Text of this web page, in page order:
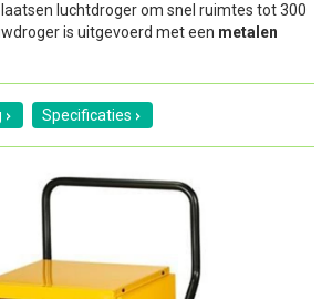
luchtdroger om snel ruimtes tot 300
is uitgevoerd met een metalen
Specificaties